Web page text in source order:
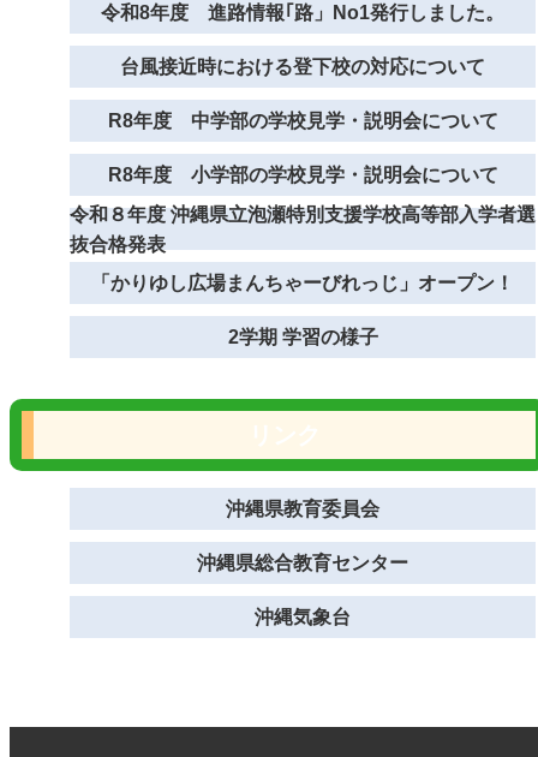
令和8年度 進路情報｢路」No1発行しました。
台風接近時における登下校の対応について
R8年度 中学部の学校見学・説明会について
R8年度 小学部の学校見学・説明会について
令和８年度 沖縄県立泡瀬特別支援学校高等部入学者選
抜合格発表
「かりゆし広場まんちゃーびれっじ」オープン！
2学期 学習の様子
沖縄県教育委員会
沖縄県総合教育センター
沖縄気象台